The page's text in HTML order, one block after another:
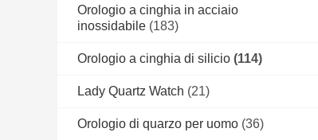
Orologio a cinghia in acciaio
inossidabile (183)
Orologio a cinghia di silicio (114)
Lady Quartz Watch (21)
Orologio di quarzo per uomo (36)